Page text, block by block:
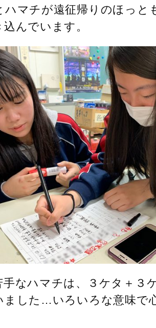
ハマチが遠征帰りのほっと
んでいます。
手なハマチは、３ケタ＋３
ました…いろいろな意味で